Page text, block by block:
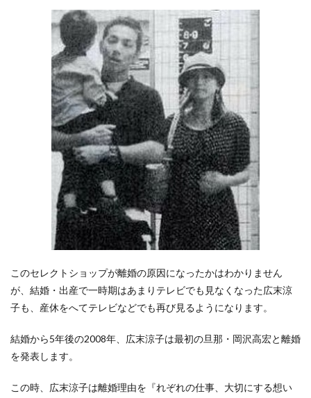
このセレクトショップが離婚の原因になったかはわかりません
が、結婚・出産で一時期はあまりテレビでも見なくなった広末涼
子も、産休をへてテレビなどでも再び見るようになります。
結婚から5年後の2008年、広末涼子は最初の旦那・岡沢高宏と離婚
を発表します。
この時、広末涼子は離婚理由を『れぞれの仕事、大切にする想い